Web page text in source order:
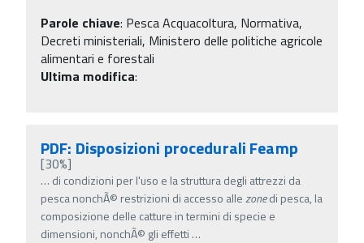
Parole chiave: Pesca Acquacoltura, Normativa,
Decreti ministeriali, Ministero delle politiche agricole
alimentari e forestali
Ultima modifica:
PDF: Disposizioni procedurali Feamp
[30%]
… di condizioni per l'uso e la struttura degli attrezzi da
pesca nonchÃ© restrizioni di accesso allezonedi pesca, la
composizione delle catture in termini di specie e
dimensioni, nonchÃ© gli effetti …